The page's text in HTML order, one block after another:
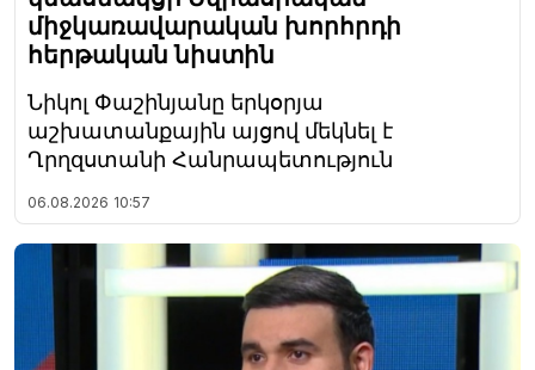
միջկառավարական խորհրդի
հերթական նիստին
Նիկոլ Փաշինյանը երկօրյա
աշխատանքային այցով մեկնել է
Ղրղզստանի Հանրապետություն
06.08.2026 10:57